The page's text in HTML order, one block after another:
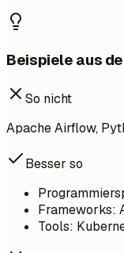
Beispiele aus
So nicht
Apache Airflow,
Besser so
Frameworks:
Tools: